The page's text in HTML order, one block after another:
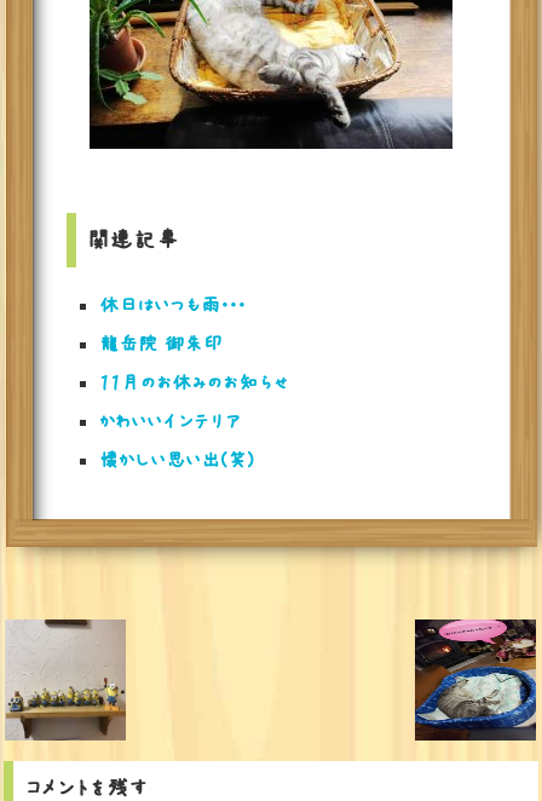
関連記事
休日はいつも雨・・・
龍岳院 御朱印
１１月のお休みのお知らせ
かわいいインテリア
懐かしい思い出(笑)
コメントを残す